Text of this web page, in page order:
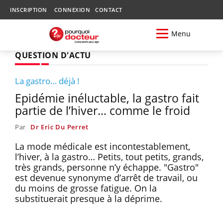
INSCRIPTION CONNEXION CONTACT
Menu
QUESTION D'ACTU
La gastro… déjà !
Epidémie inéluctable, la gastro fait
partie de l’hiver… comme le froid
Par Dr Eric Du Perret
La mode médicale est incontestablement,
l’hiver, à la gastro… Petits, tout petits, grands,
très grands, personne n’y échappe. "Gastro"
est devenue synonyme d’arrêt de travail, ou
du moins de grosse fatigue. On la
substituerait presque à la déprime.